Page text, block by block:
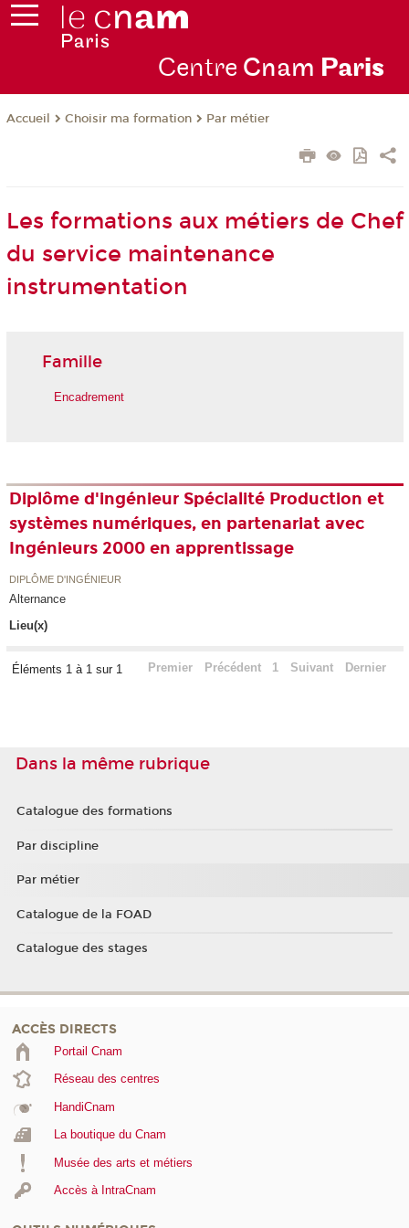
Centre Cnam Paris
Accueil Choisir ma formation Par métier
Les formations aux métiers de Chef
du service maintenance
instrumentation
Famille
Encadrement
Diplôme d'ingénieur Spécialité Production et
systèmes numériques, en partenariat avec
Ingénieurs 2000 en apprentissage
DIPLÔME D'INGÉNIEUR
Alternance
Lieu(x)
Éléments 1 à 1 sur 1 Premier Précédent 1 Suivant Dernier
Dans la même rubrique
Catalogue des formations
Par discipline
Par métier
Catalogue de la FOAD
Catalogue des stages
ACCÈS DIRECTS
Portail Cnam
Réseau des centres
HandiCnam
La boutique du Cnam
Musée des arts et métiers
Accès à IntraCnam